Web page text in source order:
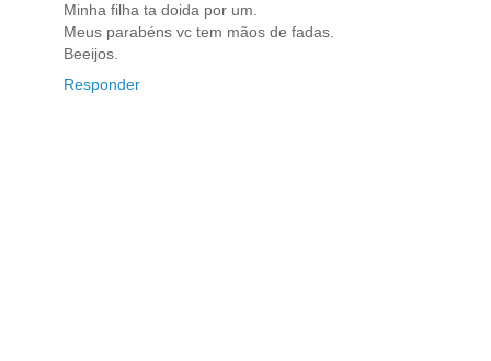
Minha filha ta doida por um.
Meus parabéns vc tem mãos de fadas.
Beeijos.
Responder